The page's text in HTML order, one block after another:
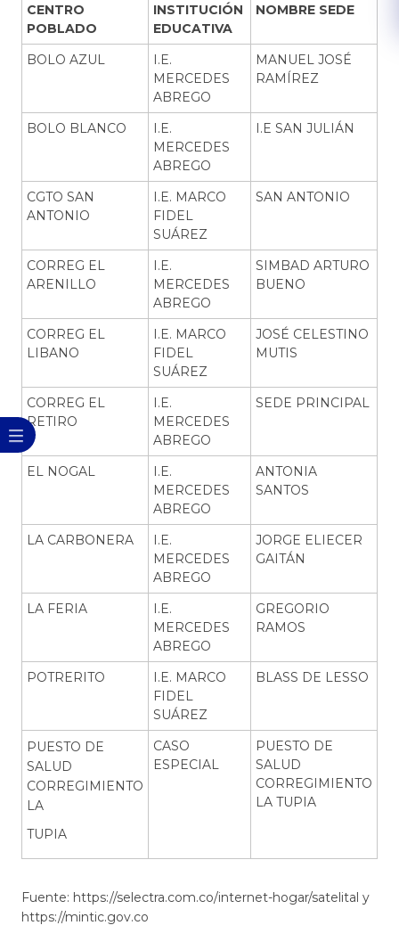
CENTRO
POBLADO
INSTITUCIÓN
EDUCATIVA
NOMBRE SEDE
BOLO AZUL
I.E.
MERCEDES
ABREGO
MANUEL JOSÉ
RAMÍREZ
BOLO BLANCO
I.E.
MERCEDES
ABREGO
I.E SAN JULIÁN
CGTO SAN
ANTONIO
I.E. MARCO
FIDEL
SUÁREZ
SAN ANTONIO
CORREG EL
ARENILLO
I.E.
MERCEDES
ABREGO
SIMBAD ARTURO
BUENO
CORREG EL
LIBANO
I.E. MARCO
FIDEL
SUÁREZ
JOSÉ CELESTINO
MUTIS
CORREG EL
RETIRO
I.E.
MERCEDES
ABREGO
SEDE PRINCIPAL
EL NOGAL
I.E.
MERCEDES
ABREGO
ANTONIA
SANTOS
LA CARBONERA
I.E.
MERCEDES
ABREGO
JORGE ELIECER
GAITÁN
LA FERIA
I.E.
MERCEDES
ABREGO
GREGORIO
RAMOS
POTRERITO
I.E. MARCO
FIDEL
SUÁREZ
BLASS DE LESSO
PUESTO DE
SALUD
CORREGIMIENTO
LA
TUPIA
CASO
ESPECIAL
PUESTO DE
SALUD
CORREGIMIENTO
LA TUPIA
Fuente: https://selectra.com.co/internet-hogar/satelital y
https://mintic.gov.co